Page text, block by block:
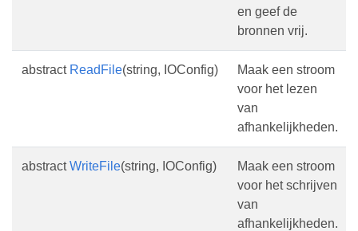
en geef de
bronnen vrij.
abstract ReadFile(string, IOConfig)
Maak een stroom
voor het lezen
van
afhankelijkheden.
abstractWriteFile(string, IOConfig)
Maak een stroom
voor het schrijven
van
afhankelijkheden.